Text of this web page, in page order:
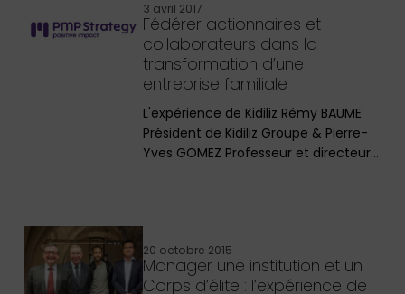
3 avril 2017
Fédérer actionnaires et
collaborateurs dans la
transformation d’une
entreprise familiale
L'expérience de Kidiliz Rémy BAUME
Président de Kidiliz Groupe & Pierre-
Yves GOMEZ Professeur et directeur…
20 octobre 2015
Manager une institution et un
Corps d’élite : l’expérience de